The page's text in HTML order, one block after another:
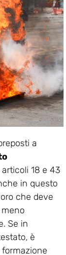
a
18 e 43
in questo
che deve
Se in
è